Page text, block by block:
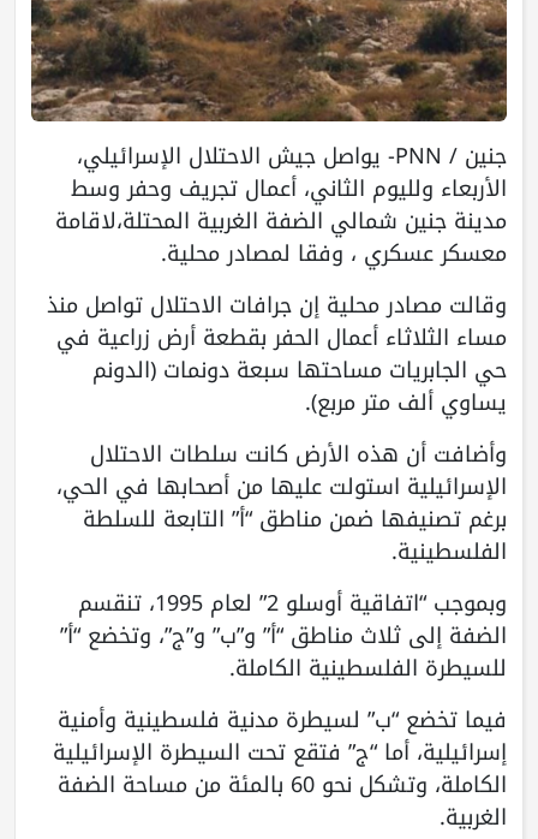
جنين / PNN- يواصل جيش الاحتلال الإسرائيلي،
الأربعاء ولليوم الثاني، أعمال تجريف وحفر وسط
مدينة جنين شمالي الضفة الغربية المحتلة،لاقامة
معسكر عسكري ، وفقا لمصادر محلية.
وقالت مصادر محلية إن جرافات الاحتلال تواصل منذ
مساء الثلاثاء أعمال الحفر بقطعة أرض زراعية في
حي الجابريات مساحتها سبعة دونمات (الدونم
يساوي ألف متر مربع).
وأضافت أن هذه الأرض كانت سلطات الاحتلال
الإسرائيلية استولت عليها من أصحابها في الحي،
برغم تصنيفها ضمن مناطق “أ” التابعة للسلطة
الفلسطينية.
وبموجب “اتفاقية أوسلو 2” لعام 1995، تنقسم
الضفة إلى ثلاث مناطق “أ” و”ب” و”ج”، وتخضع “أ”
للسيطرة الفلسطينية الكاملة.
فيما تخضع “ب” لسيطرة مدنية فلسطينية وأمنية
إسرائيلية، أما “ج” فتقع تحت السيطرة الإسرائيلية
الكاملة، وتشكل نحو 60 بالمئة من مساحة الضفة
الغربية.